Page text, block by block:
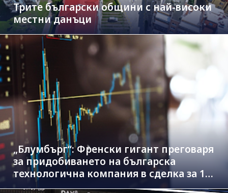
Трите български общини с най-високи
местни данъци
„Блумбърг“: Френски гигант преговаря
за придобиването на българска
технологична компания в сделка за 1.3
млрд. евро